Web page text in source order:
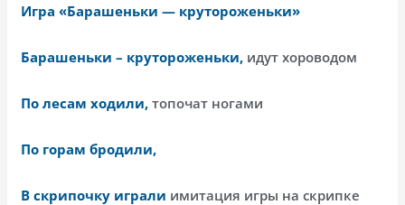
Игра «Барашеньки — крутороженьки»
Барашеньки – крутороженьки, идут хороводом
По лесам ходили,топочат ногами
По горам бродили,
В скрипочку играли имитация игры на скрипке